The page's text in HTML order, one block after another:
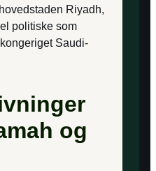
Riyadh,
politiske som
Saudi-
og